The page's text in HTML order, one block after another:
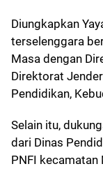
Diungkapkan
terselenggara
Masa dengan
Direktorat
Pendidikan,
Selain itu,
dari Dinas
PNFI kecamatan